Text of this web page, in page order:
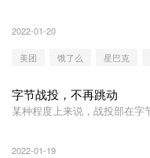
众点评App获取星巴克服务。
是星巴克此前联合饿了么推出
三年后开始在美团上线。
2022-01-20
美团 饿了么 星巴克
字节战投，不再跳动
某种程度上来说，战投部在字
2022-01-19